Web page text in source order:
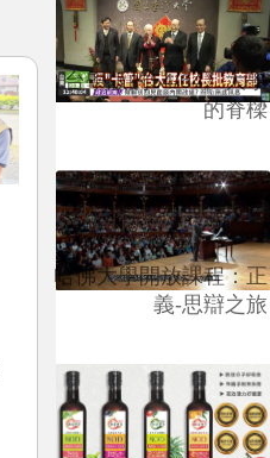
台學版的54/64》大學
的脊樑
哈佛大學開放課程：正
義-思辯之旅